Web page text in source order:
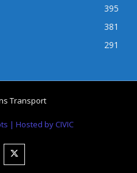
395
381
291
Transport
| Hosted by CIVIC